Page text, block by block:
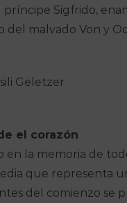
príncipe Sigfrido,
del malvado Von y
Geletzer
el corazón
en la memoria de
que representa
del comienzo se